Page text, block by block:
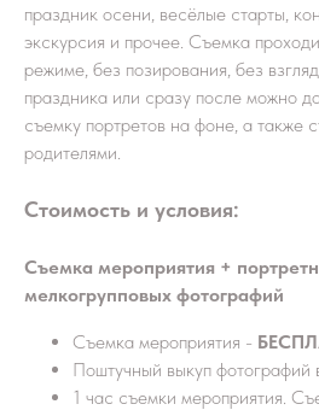
праздник осени, весёлые старты,
экскурсия и прочее. Съемка
режиме, без позирования, без
праздника или сразу после можно
съемку портретов на фоне, а также
родителями.
Стоимость и условия:
Съемка мероприятия +
мелкогрупповых фотографий
Съемка мероприятия -
Поштучный выкуп фотографий
1 час съемки мероприятия.